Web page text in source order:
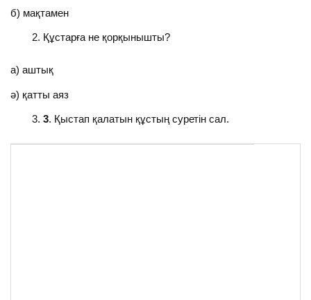
б) мақтамен
Құстарға не қорқынышты?
а) аштық
ә) қатты аяз
3. Қыстап қалатын құстың суретін сал.